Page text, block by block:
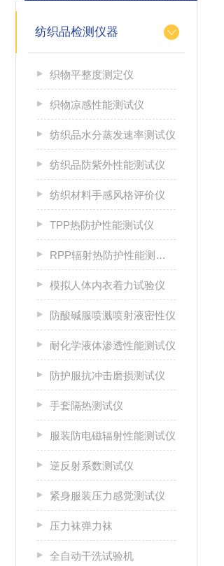
纺织品检测仪器
织物平整度测定仪
织物凉感性能测试仪
纺织品水分蒸发速率测试仪
纺织品防紫外性能测试仪
纺织材料手感风格评价仪
TPP热防护性能测试仪
RPP辐射热防护性能测试仪
模拟人体内衣着力试验仪
防酸碱服喷溅喷射液密性仪
耐化学液体渗透性能测试仪
防护服抗冲击磨损测试仪
手套隔热测试仪
服装防电磁辐射性能测试仪
逆反射系数测试仪
紧身服装压力感觉测试仪
压力袜弹力袜
全自动干洗试验机